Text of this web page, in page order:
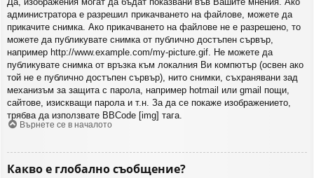
администратора е разрешил прикачването на файлове, можете да
прикачите снимка. Ако прикачването на файлове не е разрешено, то
можете да публикувате снимка от публично достъпен сървър,
например http://www.example.com/my-picture.gif. Не можете да
публикувате снимка от връзка към локалния Ви компютър (освен ако
той не е публично достъпен сървър), нито снимки, съхранявани зад
механизъм за защита с парола, например hotmail или gmail пощи,
сайтове, изискващи парола и т.н. За да се покаже изображението,
трябва да използвате BBCode [img] тага.
Върнете се в началото
Какво е глобално съобщение?